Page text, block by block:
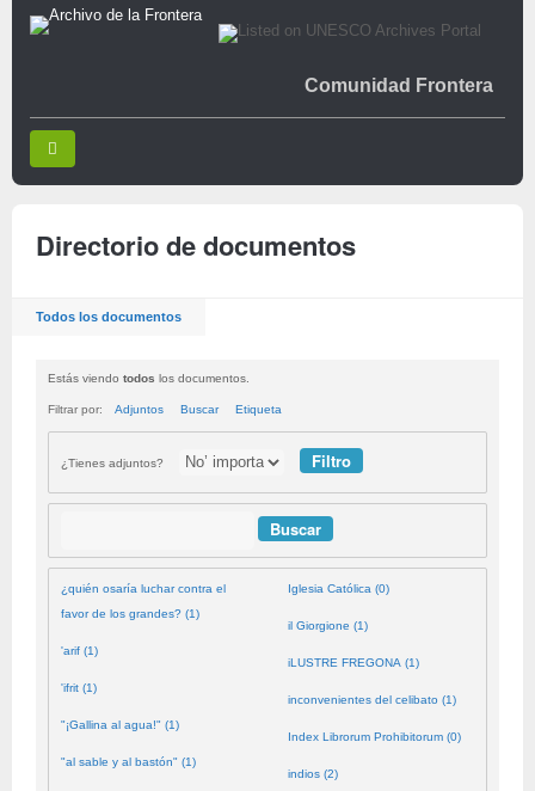
Comunidad Frontera
Directorio de documentos
Todos los documentos
Estás viendo todos los documentos.
Filtrar por: Adjuntos Buscar Etiqueta
¿Tienes adjuntos?
¿quién osaría luchar contra el
favor de los grandes? (1)
'arif (1)
'ifrit (1)
"¡Gallina al agua!" (1)
"al sable y al bastón" (1)
Iglesia Católica (0)
il Giorgione (1)
iLUSTRE FREGONA (1)
inconvenientes del celibato (1)
Index Librorum Prohibitorum (0)
indios (2)